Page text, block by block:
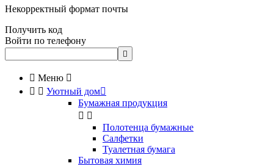
Некорректный формат почты
Получить код
Войти по телефону

 Меню 
  Уютный дом
Бумажная продукция
 
Полотенца бумажные
Салфетки
Туалетная бумага
Бытовая химия